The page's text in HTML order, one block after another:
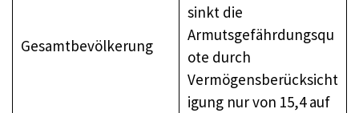
Gesamtbevölkerung
sinkt die
Armutsgefährdungsqu
ote durch
Vermögensberücksicht
igung nur von 15,4 auf